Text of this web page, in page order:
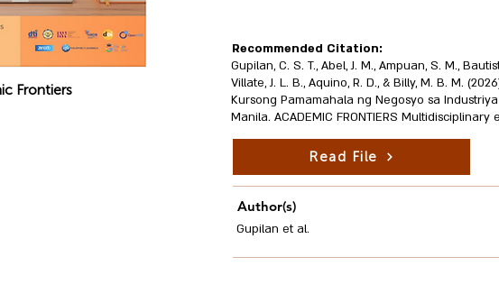
Frontiers
Recommended Citation:
Gupilan, C. S. T., Abel, J. M., Ampuan, S. M.,
Villate, J. L. B., Aquino, R. D., & Billy, M. B. M.
Kursong Pamamahala ng Negosyo sa
Manila. ACADEMIC FRONTIERS Multidisciplinary
Read File
Author(s)
Gupilan et al.